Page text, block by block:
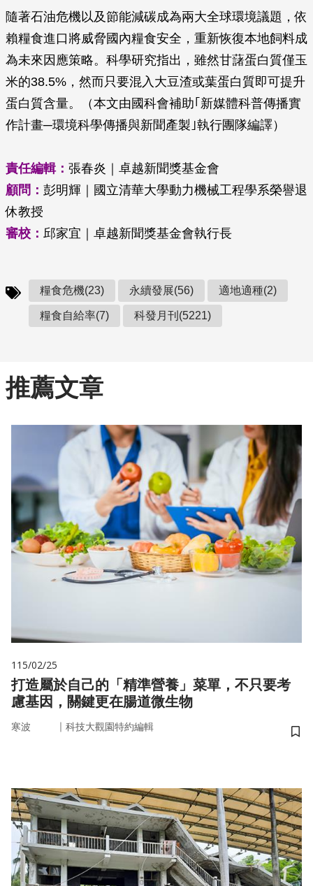
隨著石油危機以及節能減碳成為兩大全球環境議題，依
賴糧食進口將威脅國內糧食安全，重新恢復本地飼料成
為未來因應策略。科學研究指出，雖然甘藷蛋白質僅玉
米的38.5%，然而只要混入大豆渣或葉蛋白質即可提升
蛋白質含量。（本文由國科會補助｢新媒體科普傳播實
作計畫─環境科學傳播與新聞產製｣執行團隊編譯）
責任編輯： 張春炎｜卓越新聞獎基金會
顧問： 彭明輝｜國立清華大學動力機械工程學系榮譽退
休教授
審校： 邱家宜｜卓越新聞獎基金會執行長
糧食危機(23) 永續發展(56) 適地適種(2)
糧食自給率(7) 科發月刊(5221)
推薦文章
115/02/25
打造屬於自己的「精準營養」菜單，不只要考
慮基因，關鍵更在腸道微生物
寒波 ｜ 科技大觀園特約編輯
儲